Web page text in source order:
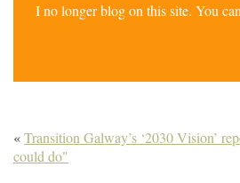
I no longer blog on this site. You
«Transition Galway’s ‘2030 Vision’
could do"